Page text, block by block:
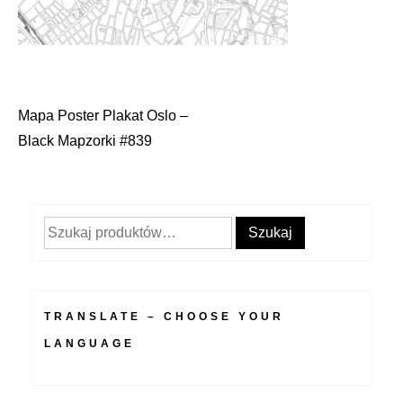
Nawigacja
Mapa Poster Plakat Oslo –
Black Mapzorki #839
Szukaj: Szukaj
TRANSLATE – CHOOSE YOUR
LANGUAGE